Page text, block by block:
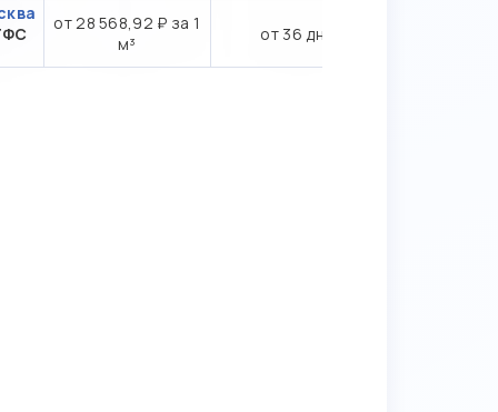
от 28 568,92 ₽ за 1
м³
от 36 дн.